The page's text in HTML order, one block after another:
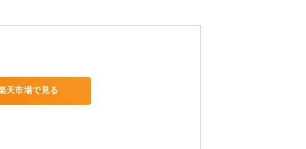
天市場で見る